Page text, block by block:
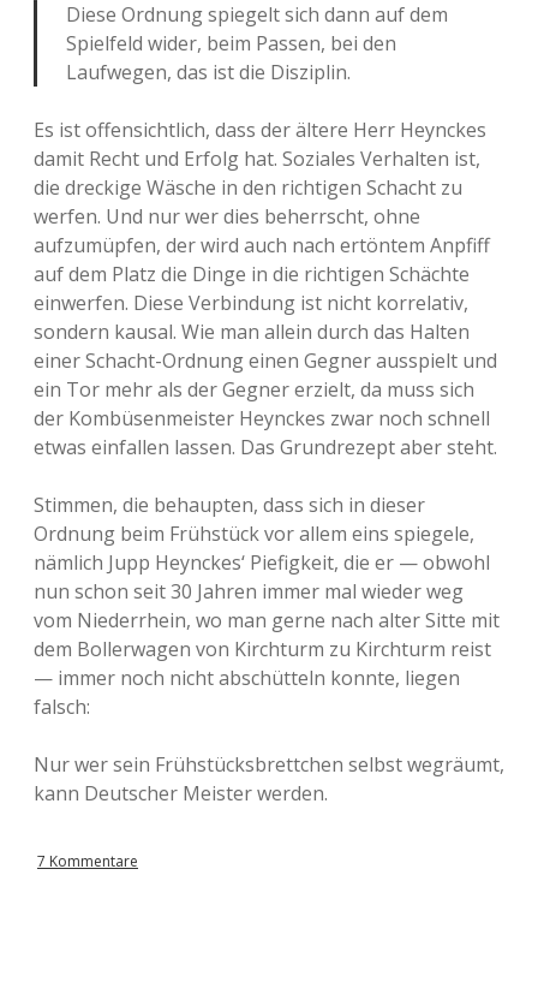
Diese Ordnung spiegelt sich dann auf dem
Spielfeld wider, beim Passen, bei den
Laufwegen, das ist die Disziplin.
Es ist offensichtlich, dass der ältere Herr Heynckes
damit Recht und Erfolg hat. Soziales Verhalten ist,
die dreckige Wäsche in den richtigen Schacht zu
werfen. Und nur wer dies beherrscht, ohne
aufzumüpfen, der wird auch nach ertöntem Anpfiff
auf dem Platz die Dinge in die richtigen Schächte
einwerfen. Diese Verbindung ist nicht korrelativ,
sondern kausal. Wie man allein durch das Halten
einer Schacht-Ordnung einen Gegner ausspielt und
ein Tor mehr als der Gegner erzielt, da muss sich
der Kombüsenmeister Heynckes zwar noch schnell
etwas einfallen lassen. Das Grundrezept aber steht.
Stimmen, die behaupten, dass sich in dieser
Ordnung beim Frühstück vor allem eins spiegele,
nämlich Jupp Heynckes‘ Piefigkeit, die er — obwohl
nun schon seit 30 Jahren immer mal wieder weg
vom Niederrhein, wo man gerne nach alter Sitte mit
dem Bollerwagen von Kirchturm zu Kirchturm reist
— immer noch nicht abschütteln konnte, liegen
falsch:
Nur wer sein Frühstücksbrettchen selbst wegräumt,
kann Deutscher Meister werden.
7 Kommentare